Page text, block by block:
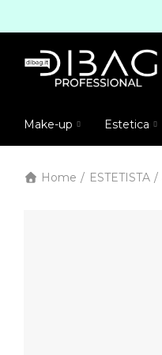
Make-up Estetica
Home ESTETISTA